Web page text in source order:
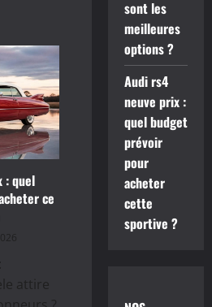
: quel
ce
attire
sont les
meilleures
options ?
Audi rs4
neuve prix :
quel budget
prévoir
pour
acheter
cette
sportive ?